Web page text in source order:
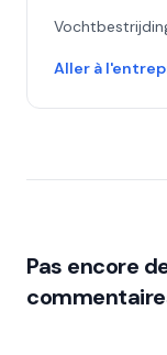
Aller à
Pas encore